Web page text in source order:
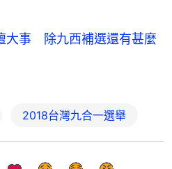
大事 除九西補選還有甚麼
2018台灣九合一選舉